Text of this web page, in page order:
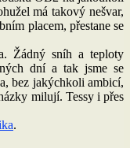
má takový nešvar,
placem, přestane se
Žádný sníh a teploty
dní a tak jsme se
bez jakýchkoli ambicí,
milují. Tessy i přes
.